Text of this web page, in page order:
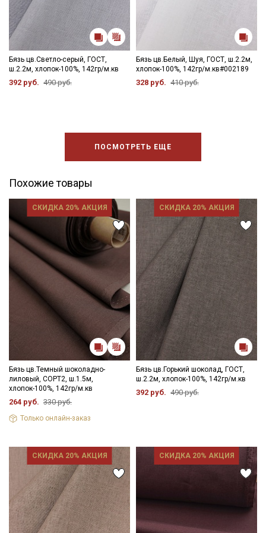
Бязь цв.Светло-серый, ГОСТ,
ш.2.2м, хлопок-100%, 142гр/м.кв
392 руб. 490 руб.
Бязь цв.Белый, Шуя, ГОСТ, ш.2.2м,
хлопок-100%, 142гр/м.кв#002189
328 руб. 410 руб.
ПОСМОТРЕТЬ ЕЩЕ
Похожие товары
СКИДКА 20% АКЦИЯ
Бязь цв.Темный шоколадно-
лиловый, СОРТ2, ш.1.5м,
хлопок-100%, 142гр/м.кв
264 руб. 330 руб.
Только онлайн-заказ
СКИДКА 20% АКЦИЯ
Бязь цв.Горький шоколад, ГОСТ,
ш.2.2м, хлопок-100%, 142гр/м.кв
392 руб. 490 руб.
СКИДКА 20% АКЦИЯ СКИДКА 20% АКЦИЯ